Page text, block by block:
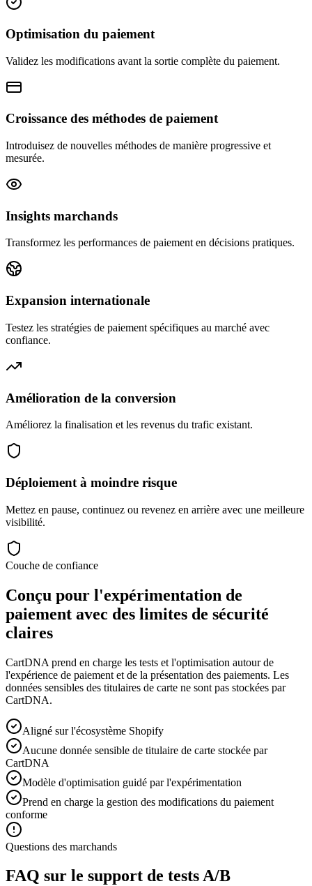
Optimisation du paiement
Validez les modifications avant la sortie complète du paiement.
Croissance des méthodes de paiement
Introduisez de nouvelles méthodes de manière progressive et
mesurée.
Insights marchands
Transformez les performances de paiement en décisions pratiques.
Expansion internationale
Testez les stratégies de paiement spécifiques au marché avec
confiance.
Amélioration de la conversion
Améliorez la finalisation et les revenus du trafic existant.
Déploiement à moindre risque
Mettez en pause, continuez ou revenez en arrière avec une meilleure
visibilité.
Couche de confiance
Conçu pour l'expérimentation de
paiement avec des limites de sécurité
claires
CartDNA prend en charge les tests et l'optimisation autour de
l'expérience de paiement et de la présentation des paiements. Les
données sensibles des titulaires de carte ne sont pas stockées par
CartDNA.
Aligné sur l'écosystème Shopify
Aucune donnée sensible de titulaire de carte stockée par
CartDNA
Modèle d'optimisation guidé par l'expérimentation
Prend en charge la gestion des modifications du paiement
conforme
Questions des marchands
FAQ sur le support de tests A/B